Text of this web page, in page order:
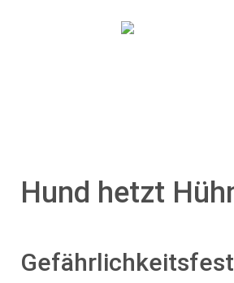
Hund hetzt